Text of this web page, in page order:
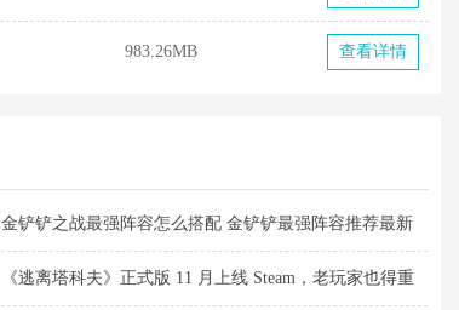
983.26MB 查看详情
金铲铲之战最强阵容怎么搭配 金铲铲最强阵容推荐最新
2025
《逃离塔科夫》正式版 11 月上线 Steam，老玩家也得重